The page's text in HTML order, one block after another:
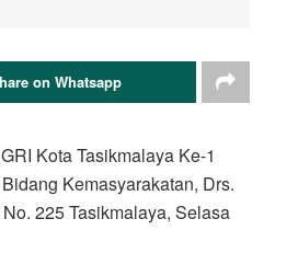
on Whatsapp
Kota Tasikmalaya Ke-1
Kemasyarakatan, Drs.
225 Tasikmalaya, Selasa